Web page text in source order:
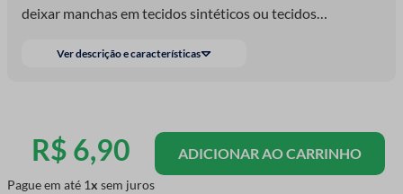
deixar manchas em tecidos sintéticos ou tecidos
Ver descrição e características
R$ 6,90
Pague em até 1 sem juros
ADICIONAR AO CARRINHO